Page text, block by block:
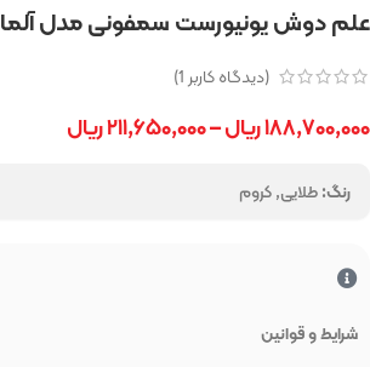
علم دوش یونیورست سمفونی مدل آلما
(دیدگاه کاربر 1
)
۱۸۸,۷۰۰,۰۰۰ریال–۲۱۱,۶۵۰,۰۰۰ریال
رنگ:طلایی, کروم
شرایط و قوانین